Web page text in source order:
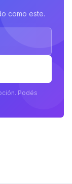
como este.
Podés